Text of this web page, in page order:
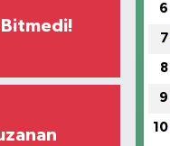
Bitmedi!
6
7
8
9
10